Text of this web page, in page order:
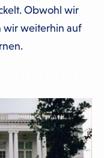
Obwohl wir
wir weiterhin auf